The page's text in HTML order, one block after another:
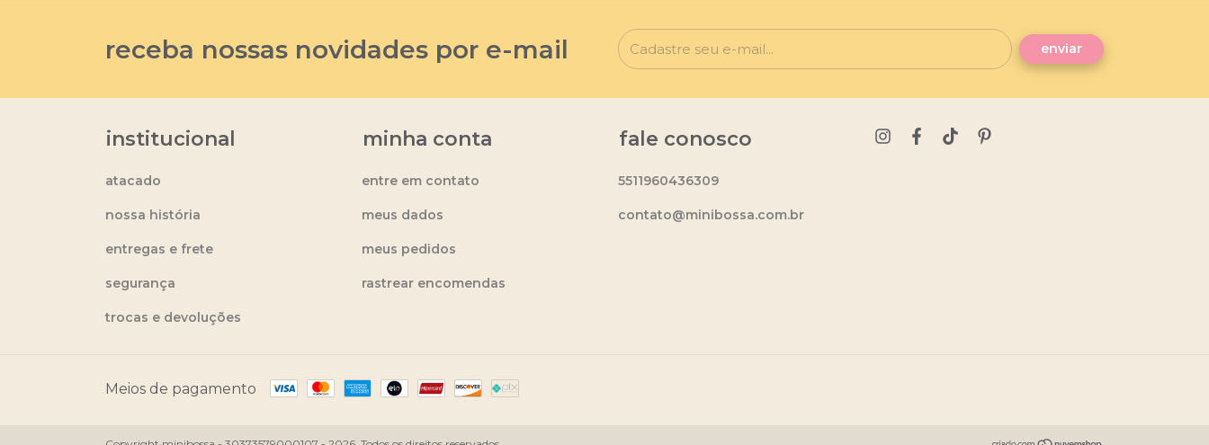
receba nossas novidades por e-mail
institucional
atacado
nossa história
entregas e frete
segurança
trocas e devoluções
minha conta
entre em contato
meus dados
meus pedidos
rastrear encomendas
fale conosco
5511960436309
contato@minibossa.com.br
Meios de pagamento